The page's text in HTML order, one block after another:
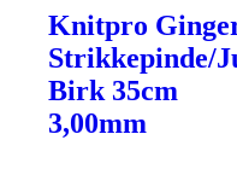
Knitpro
Strikkepinde/
Birk 35cm
3,00mm